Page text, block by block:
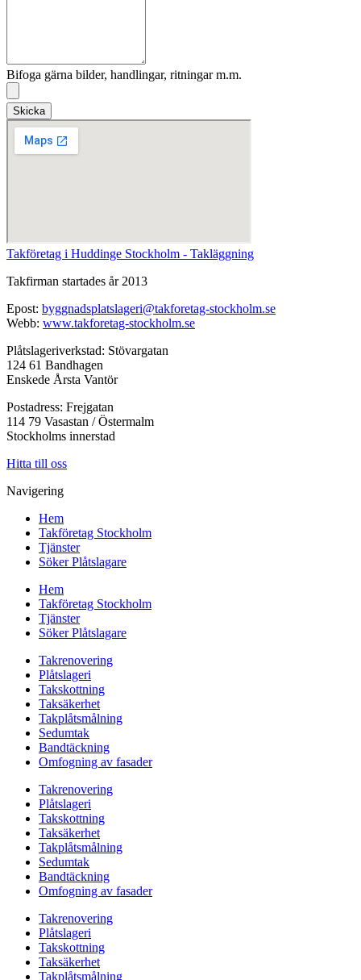
Bifoga gärna bilder, handlingar, ritningar m.m.
Skicka
Takföretag i Huddinge Stockholm - Takläggning
Takfirman startades år 2013
Epost: byggnadsplatslageri@takforetag-stockholm.se
Webb: www.takforetag-stockholm.se
Plåtslageriverkstad: Stövargatan
124 61 Bandhagen
Enskede Årsta Vantör
Postadress: Frejgatan
114 79 Vasastan / Östermalm
Stockholms innerstad
Hitta till oss
Navigering
Hem
Takföretag Stockholm
Tjänster
Söker Plåtslagare
Hem
Takföretag Stockholm
Tjänster
Söker Plåtslagare
Takrenovering
Plåtslageri
Takskottning
Taksäkerhet
Takplåtsmålning
Sedumtak
Bandtäckning
Omfogning av fasader
Takrenovering
Plåtslageri
Takskottning
Taksäkerhet
Takplåtsmålning
Sedumtak
Bandtäckning
Omfogning av fasader
Takrenovering
Plåtslageri
Takskottning
Taksäkerhet
Takplåtsmålning